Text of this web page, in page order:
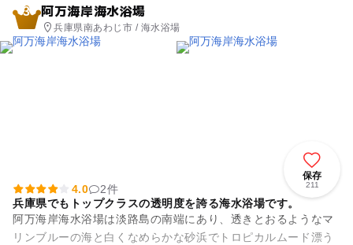
3 阿万海岸海水浴場
兵庫県南あわじ市 / 海水浴場
保存
211
4.0
2件
兵庫県でもトップクラスの透明度を誇る海水浴場です。
阿万海岸海水浴場は淡路島の南端にあり、透きとおるようなマ
リンブルーの海と白くなめらかな砂浜でトロピカルムード漂う